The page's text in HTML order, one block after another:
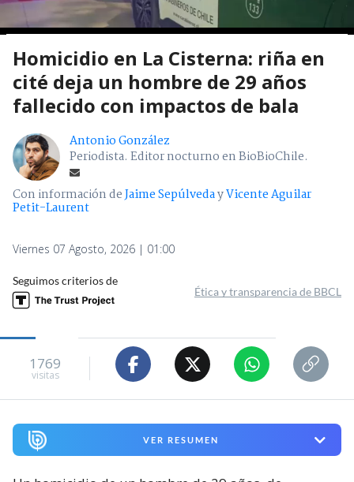
Homicidio en La Cisterna: riña en
cité deja un hombre de 29 años
fallecido con impactos de bala
Antonio González
Periodista. Editor nocturno en BioBioChile.
Con información deJaime SepúlvedayVicente Aguilar
Petit-Laurent
Viernes 07 Agosto, 2026 | 01:00
Seguimos criterios de
Ética y transparencia de BBCL
1769
visitas
VER RESUMEN